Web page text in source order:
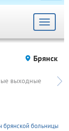
Toggle
Брянск
выходные
брянской больницы